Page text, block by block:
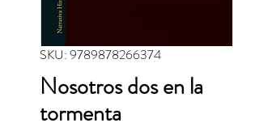
SKU: 9789878266374
Nosotros dos en la
tormenta